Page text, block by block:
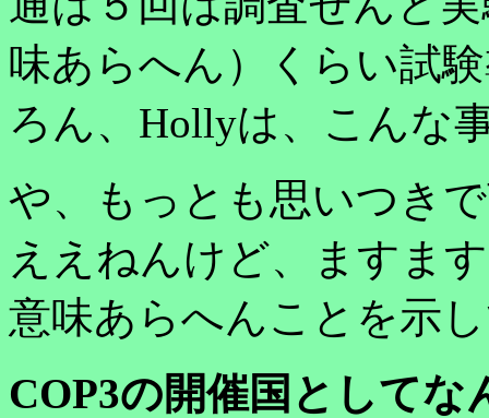
味あらへん）くらい試
ろん、Hollyは、こんな
や、もっとも思いつき
ええねんけど、ますま
意味あらへんことを示
COP3の開催国として